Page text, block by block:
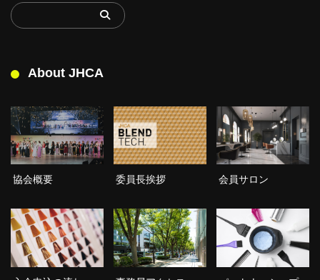
About JHCA
協会概要 委員長挨拶 会員サロン